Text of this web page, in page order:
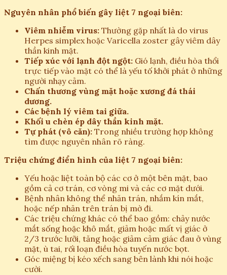
Nguyên nhân phổ biến gây liệt 7 ngoại biên:
Viêm nhiễm virus: Thường gặp nhất là do virus
Herpes simplex hoặc Varicella zoster gây viêm dây
thần kinh mặt.
Tiếp xúc với lạnh đột ngột: Gió lạnh, điều hòa thổi
trực tiếp vào mặt có thể là yếu tố khởi phát ở những
người nhạy cảm.
Chấn thương vùng mặt hoặc xương đá thái
dương.
Các bệnh lý viêm tai giữa.
Khối u chèn ép dây thần kinh mặt.
Tự phát (vô căn): Trong nhiều trường hợp không
tìm được nguyên nhân rõ ràng.
Triệu chứng điển hình của liệt 7 ngoại biên:
Yếu hoặc liệt toàn bộ các cơ ở một bên mặt, bao
gồm cả cơ trán, cơ vòng mi và các cơ mặt dưới.
Bệnh nhân không thể nhăn trán, nhắm kín mắt,
hoặc nếp nhăn trên trán bị mờ đi.
Các triệu chứng khác có thể bao gồm: chảy nước
mắt sống hoặc khô mắt, giảm hoặc mất vị giác ở
2/3 trước lưỡi, tăng hoặc giảm cảm giác đau ở vùng
mặt, ù tai, rối loạn điều hòa tuyến nước bọt.
Góc miệng bị kéo xếch sang bên lành khi nói hoặc
cười.